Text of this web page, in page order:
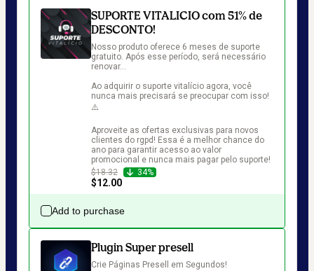
SUPORTE VITALICIO com 51% de
DESCONTO!
Nosso produto oferece 6 meses de suporte
gratuito. Após esse período, será necessário
renovar...
Ao adquirir o suporte vitalício agora, você
nunca mais precisará se preocupar com isso!
⚠️
Aproveite as ofertas exclusivas para novos
clientes do rgpd! Essa é a melhor chance do
ano para garantir acesso ao valor
promocional e nunca mais pagar pelo suporte!
$18.32
34%
$12.00
Add to purchase
Plugin Super presell
Crie Páginas Presell em Segundos!